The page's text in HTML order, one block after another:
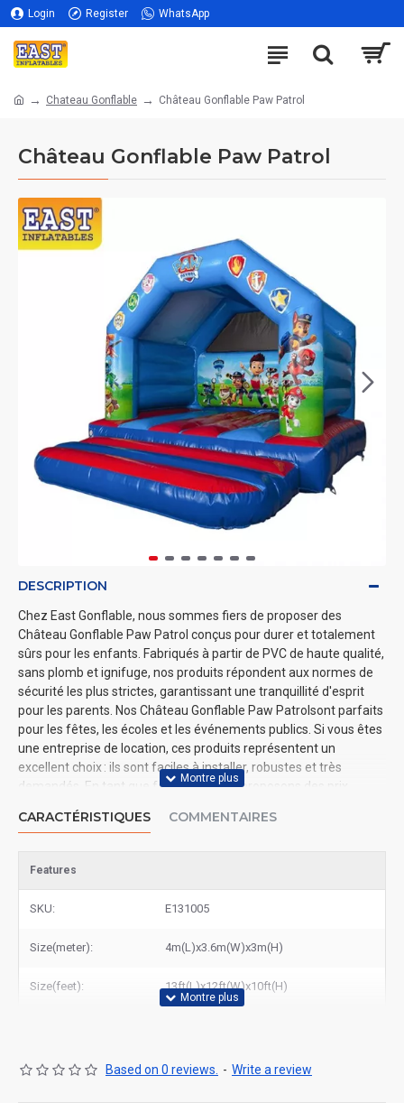
Login Register WhatsApp
Chateau Gonflable Château Gonflable Paw Patrol
Château Gonflable Paw Patrol
DESCRIPTION
Chez East Gonflable, nous sommes fiers de proposer des
Château Gonflable Paw Patrol conçus pour durer et totalement
sûrs pour les enfants. Fabriqués à partir de PVC de haute qualité,
sans plomb et ignifuge, nos produits répondent aux normes de
sécurité les plus strictes, garantissant une tranquillité d'esprit
pour les parents. Nos Château Gonflable Paw Patrolsont parfaits
pour les fêtes, les écoles et les événements publics. Si vous êtes
une entreprise de location, ces produits représentent un
excellent choix : ils sont faciles à installer, robustes et très
demandés. En tant que fabricant, nous proposons des prix
produits de qualité à des tarifs abordables.
CARACTÉRISTIQUES COMMENTAIRES
Features
SKU: E131005
Size(meter): 4m(L)x3.6m(W)x3m(H)
Size(feet): 13ft(L)x12ft(W)x10ft(H)
Based on 0 reviews. - Write a review